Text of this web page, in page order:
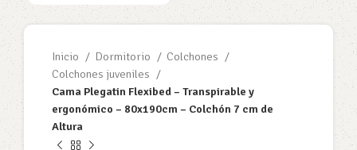
Inicio Dormitorio
Colchones
Colchones juveniles
Cama Plegatin Flexibed – Transpirable y
ergonómico – 80x190cm – Colchón 7 cm de
Altura